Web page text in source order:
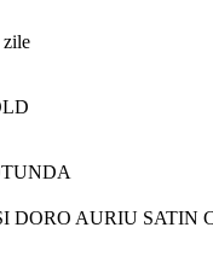
zile
DORO AURIU SATIN